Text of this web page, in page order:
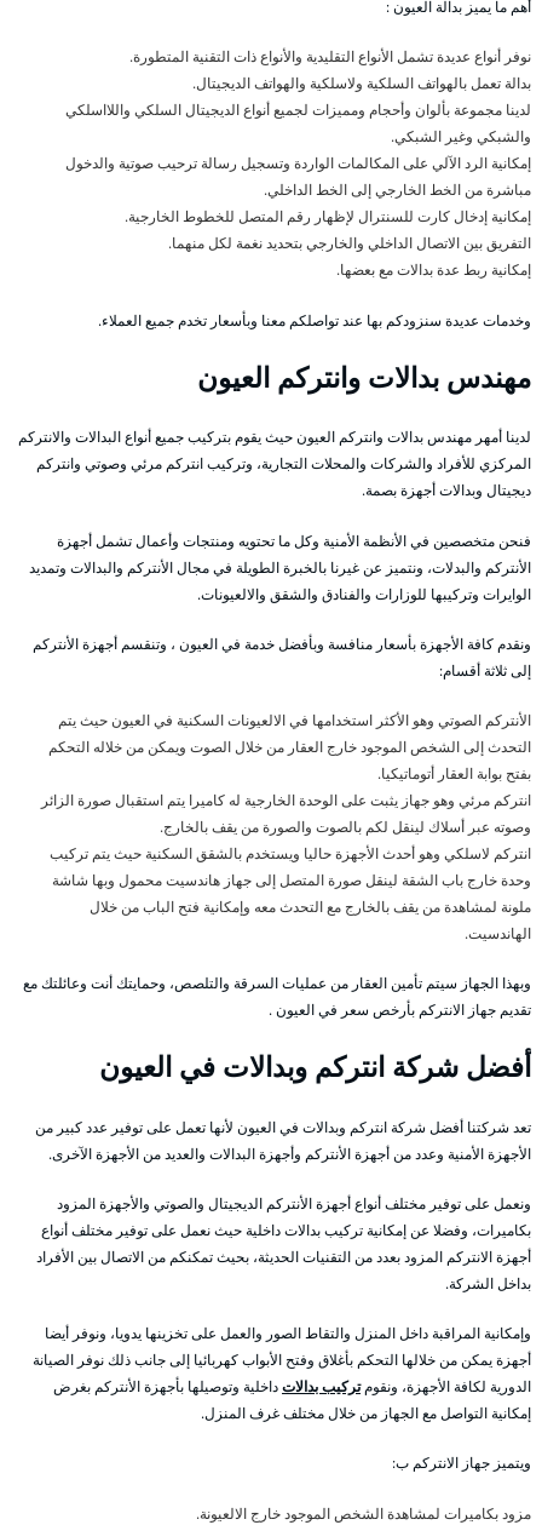
أهم ما يميز بدالة العيون :
نوفر أنواع عديدة تشمل الأنواع التقليدية والأنواع ذات التقنية المتطورة.
بدالة تعمل بالهواتف السلكية ولاسلكية والهواتف الديجيتال.
لدينا مجموعة بألوان وأحجام ومميزات لجميع أنواع الديجيتال السلكي واللااسلكي
والشبكي وغير الشبكي.
إمكانية الرد الآلي على المكالمات الواردة وتسجيل رسالة ترحيب صوتية والدخول
مباشرة من الخط الخارجي إلى الخط الداخلي.
إمكانية إدخال كارت للسنترال لإظهار رقم المتصل للخطوط الخارجية.
التفريق بين الاتصال الداخلي والخارجي بتحديد نغمة لكل منهما.
إمكانية ربط عدة بدالات مع بعضها.
وخدمات عديدة سنزودكم بها عند تواصلكم معنا وبأسعار تخدم جميع العملاء.
مهندس بدالات وانتركم العيون
لدينا أمهر مهندس بدالات وانتركم العيون حيث يقوم بتركيب جميع أنواع البدالات والانتركم
المركزي للأفراد والشركات والمحلات التجارية، وتركيب انتركم مرئي وصوتي وانتركم
ديجيتال وبدالات أجهزة بصمة.
فنحن متخصصين في الأنظمة الأمنية وكل ما تحتويه ومنتجات وأعمال تشمل أجهزة
الأنتركم والبدلات، ونتميز عن غيرنا بالخبرة الطويلة في مجال الأنتركم والبدالات وتمديد
الوايرات وتركيبها للوزارات والفنادق والشقق والالعيونات.
ونقدم كافة الأجهزة بأسعار منافسة وبأفضل خدمة في العيون ، وتنقسم أجهزة الأنتركم
إلى ثلاثة أقسام:
الأنتركم الصوتي وهو الأكثر استخدامها في الالعيونات السكنية في العيون حيث يتم
التحدث إلى الشخص الموجود خارج العقار من خلال الصوت ويمكن من خلاله التحكم
بفتح بوابة العقار أتوماتيكيا.
انتركم مرئي وهو جهاز يثبت على الوحدة الخارجية له كاميرا يتم استقبال صورة الزائر
وصوته عبر أسلاك لينقل لكم بالصوت والصورة من يقف بالخارج.
انتركم لاسلكي وهو أحدث الأجهزة حاليا ويستخدم بالشقق السكنية حيث يتم تركيب
وحدة خارج باب الشقة لينقل صورة المتصل إلى جهاز هاندسيت محمول وبها شاشة
ملونة لمشاهدة من يقف بالخارج مع التحدث معه وإمكانية فتح الباب من خلال
الهاندسيت.
وبهذا الجهاز سيتم تأمين العقار من عمليات السرقة والتلصص، وحمايتك أنت وعائلتك مع
تقديم جهاز الانتركم بأرخص سعر في العيون .
أفضل شركة انتركم وبدالات في العيون
تعد شركتنا أفضل شركة انتركم وبدالات في العيون لأنها تعمل على توفير عدد كبير من
الأجهزة الأمنية وعدد من أجهزة الأنتركم وأجهزة البدالات والعديد من الأجهزة الآخرى.
ونعمل على توفير مختلف أنواع أجهزة الأنتركم الديجيتال والصوتي والأجهزة المزود
بكاميرات، وفضلا عن إمكانية تركيب بدالات داخلية حيث نعمل على توفير مختلف أنواع
أجهزة الانتركم المزود بعدد من التقنيات الحديثة، بحيث تمكنكم من الاتصال بين الأفراد
بداخل الشركة.
وإمكانية المراقبة داخل المنزل والتقاط الصور والعمل على تخزينها يدويا، ونوفر أيضا
أجهزة يمكن من خلالها التحكم بأغلاق وفتح الأبواب كهربائيا إلى جانب ذلك نوفر الصيانة
الدورية لكافة الأجهزة، ونقومتركيب بدالاتداخلية وتوصيلها بأجهزة الأنتركم بغرض
إمكانية التواصل مع الجهاز من خلال مختلف غرف المنزل.
ويتميز جهاز الانتركم ب:
مزود بكاميرات لمشاهدة الشخص الموجود خارج الالعيونة.